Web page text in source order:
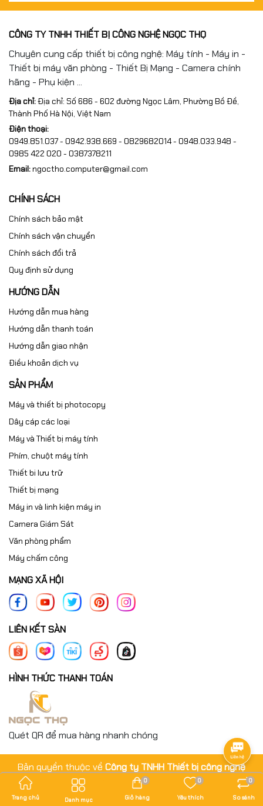
Hàng hoàn cần nguyên trạng, không trầy xước/hư
hỏng, đủ phụ kiện/tem/hộp như ban đầu.
#TapoL630 #DenThongMinh #TPLink #SmartBulb
#DenWifi #DenDoiMau #RGB #DenGU10 #SmartHome
#FullVAT #NgocThoComputer
CÔNG TY TNHH THIẾT BỊ CÔNG NGHỆ NGỌC THỌ
Chuyên cung cấp thiết bị công nghệ: Máy tính - Máy in -
Thiết bị máy văn phòng - Thiết Bị Mạng - Camera chính
hãng - Phụ kiện ...
Địa chỉ:Địa chỉ: Số 686 - 602 đường Ngọc Lâm, Phường Bồ Đề,
Thành Phố Hà Nội, Việt Nam
Điện thoại:
0949.851.037 - 0942.938.669 - 0829682014 - 0948.033.948 -
0985 422 020 - 0387378211
Email:ngoctho.computer@gmail.com
CHÍNH SÁCH
Chính sách bảo mật
Chính sách vận chuyển
Chính sách đổi trả
Quy định sử dụng
HƯỚNG DẪN
Hướng dẫn mua hàng
Hướng dẫn thanh toán
Hướng dẫn giao nhận
Điều khoản dịch vụ
SẢN PHẨM
Máy và thiết bị photocopy
Dây cáp các loại
Máy và Thiết bị máy tính
Phím, chuột máy tính
Thiết bi lưu trữ
Thiết bị mạng
Máy in và linh kiện máy in
Camera Giám Sát
Văn phòng phẩm
Máy chấm công
MẠNG XÃ HỘI
LIÊN KẾT SÀN
HÌNH THỨC THANH TOÁN
Quét QR để mua hàng nhanh chóng
Bản quyền thuộc về Công ty TNHH Thiết bị công nghệ
Ngọc Thọ
Cung cấp bởiSapo
Trang chủ Danh mục Giỏ hàng
0
Yêu thích
0
So sánh
0